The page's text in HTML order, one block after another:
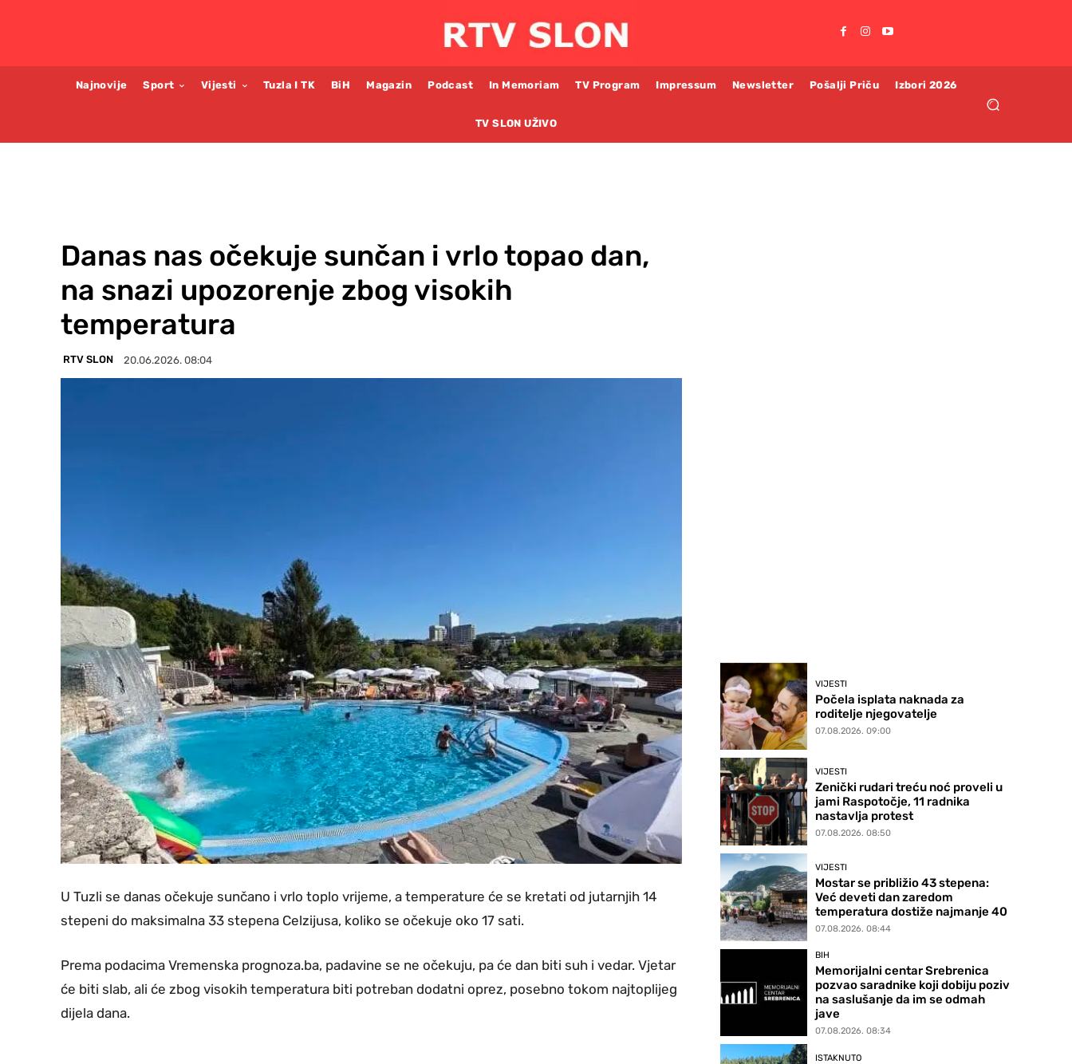
Najnovije Sport Vijesti Tuzla I TK BiH Magazin Podcast In Memoriam TV Program Impressum Newsletter Pošalji Priču Izbori 2026
TV SLON UŽIVO
Danas nas očekuje sunčan i vrlo topao dan,
na snazi upozorenje zbog visokih
temperatura
RTV SLON 20.06.2026. 08:04
U Tuzli se danas očekuje sunčano i vrlo toplo vrijeme, a temperature će se kretati od jutarnjih 14
stepeni do maksimalna 33 stepena Celzijusa, koliko se očekuje oko 17 sati.
Prema podacima Vremenska prognoza.ba, padavine se ne očekuju, pa će dan biti suh i vedar. Vjetar
će biti slab, ali će zbog visokih temperatura biti potreban dodatni oprez, posebno tokom najtoplijeg
dijela dana.
VIJESTI
Počela isplata naknada za
roditelje njegovatelje
07.08.2026. 09:00
VIJESTI
Zenički rudari treću noć proveli u
jami Raspotočje, 11 radnika
nastavlja protest
07.08.2026. 08:50
VIJESTI
Mostar se približio 43 stepena:
Već deveti dan zaredom
temperatura dostiže najmanje 40
07.08.2026. 08:44
BIH
Memorijalni centar Srebrenica
pozvao saradnike koji dobiju poziv
na saslušanje da im se odmah
jave
07.08.2026. 08:34
ISTAKNUTO